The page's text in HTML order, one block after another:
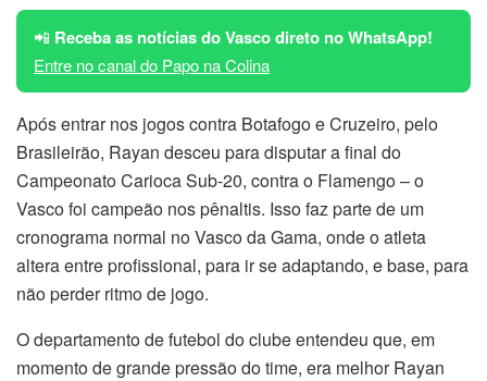
📲 Receba as notícias do Vasco direto no WhatsApp!
Entre no canal do Papo na Colina
Após entrar nos jogos contra Botafogo e Cruzeiro, pelo
Brasileirão, Rayan desceu para disputar a final do
Campeonato Carioca Sub-20, contra o Flamengo – o
Vasco foi campeão nos pênaltis. Isso faz parte de um
cronograma normal no Vasco da Gama, onde o atleta
altera entre profissional, para ir se adaptando, e base, para
não perder ritmo de jogo.
O departamento de futebol do clube entendeu que, em
momento de grande pressão do time, era melhor Rayan